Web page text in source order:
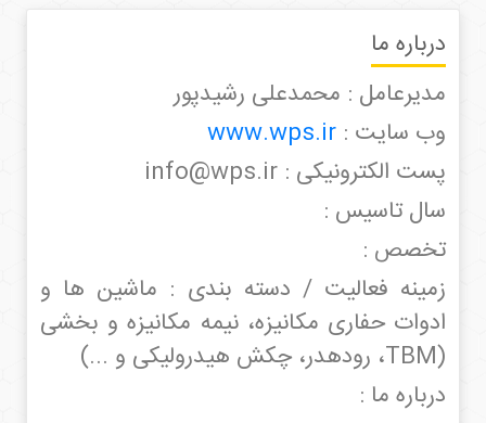
درباره ما
مدیرعامل : محمدعلی رشیدپور
وب سایت :
پست الکترونیکی : info@wps.ir
سال تاسیس :
تخصص :
زمینه فعالیت / دسته بندی : ماشین ها و
ادوات حفاری مکانیزه، نیمه مکانیزه و بخشی
(TBM، رودهدر، چکش هیدرولیکی و ...)
درباره ما :